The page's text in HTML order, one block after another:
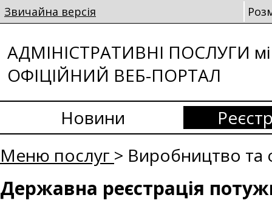
Звичайна версія
АДМІНІСТРАТИВНІ ПОСЛУГИ
ОФІЦІЙНИЙ ВЕБ-ПОРТАЛ
Новини
Меню послуг > Виробництво та
Державна реєстрація